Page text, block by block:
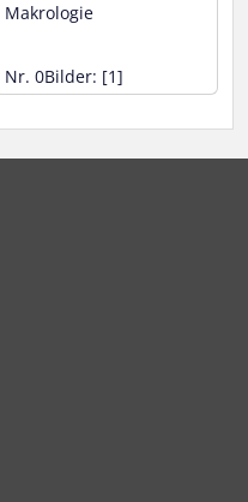
Makrologie
Nr. 0Bilder: [1]